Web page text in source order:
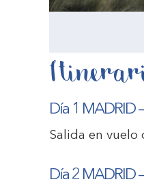
Día 1 MADRID
Salida en
Día 2 MADRID